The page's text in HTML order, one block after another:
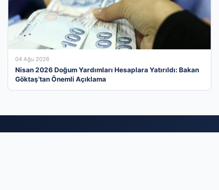
04 Ağu 2026
Nisan 2026 Doğum Yardımları Hesaplara Yatırıldı: Bakan
Göktaş’tan Önemli Açıklama